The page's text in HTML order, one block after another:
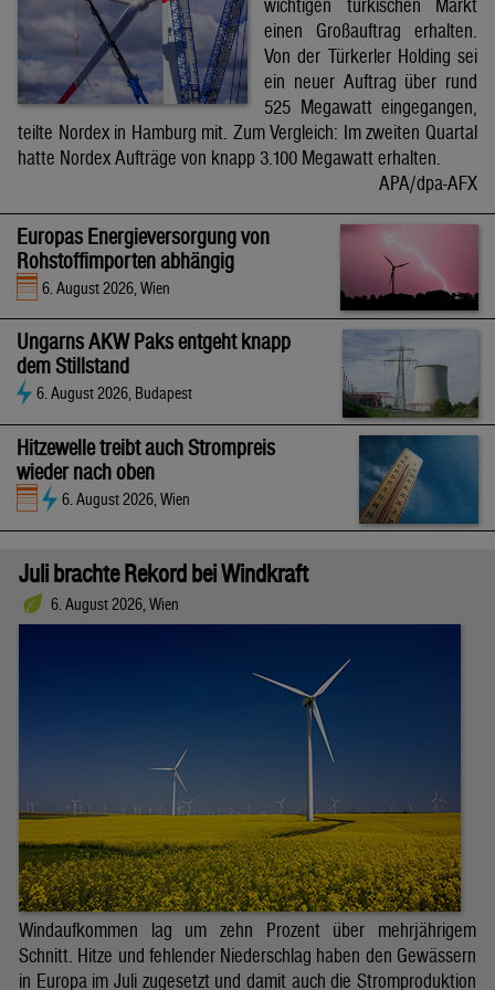
wichtigen türkischen Markt
einen Großauftrag erhalten.
Von der Türkerler Holding sei
ein neuer Auftrag über rund
525 Megawatt eingegangen,
teilte Nordex in Hamburg mit. Zum Vergleich: Im zweiten Quartal
hatte Nordex Aufträge von knapp 3.100 Megawatt erhalten.
APA/dpa-AFX
Europas Energieversorgung von
Rohstoffimporten abhängig
6. August 2026, Wien
Ungarns AKW Paks entgeht knapp
dem Stillstand
6. August 2026, Budapest
Hitzewelle treibt auch Strompreis
wieder nach oben
6. August 2026, Wien
Juli brachte Rekord bei Windkraft
6. August 2026, Wien
Windaufkommen lag um zehn Prozent über mehrjährigem
Schnitt. Hitze und fehlender Niederschlag haben den Gewässern
in Europa im Juli zugesetzt und damit auch die Stromproduktion